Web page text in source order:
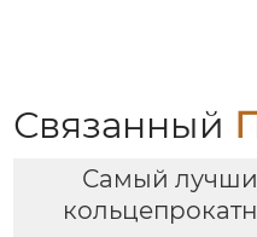
Связанный
Самый